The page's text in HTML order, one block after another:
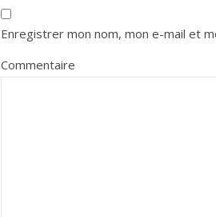
Enregistrer mon nom, mon e-mail et
Commentaire